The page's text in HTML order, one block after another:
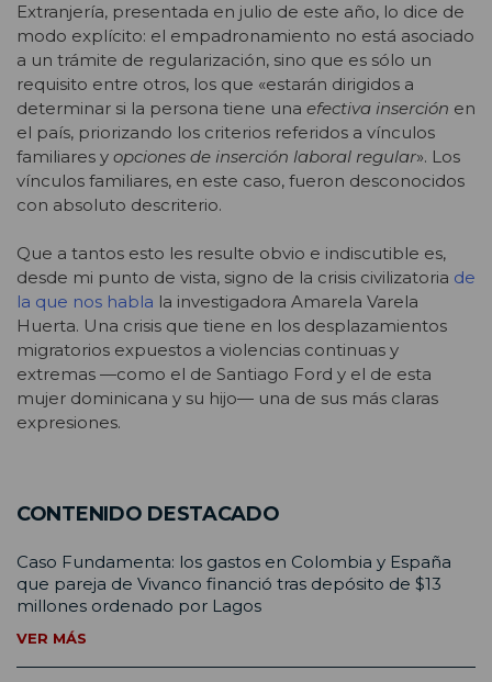
Extranjería, presentada en julio de este año, lo dice de
modo explícito: el empadronamiento no está asociado
a un trámite de regularización, sino que es sólo un
requisito entre otros, los que «estarán dirigidos a
determinar si la persona tiene una efectiva inserción en
el país, priorizando los criterios referidos a vínculos
familiares y opciones de inserción laboral regular». Los
vínculos familiares, en este caso, fueron desconocidos
con absoluto descriterio.
Que a tantos esto les resulte obvio e indiscutible es,
desde mi punto de vista, signo de la crisis civilizatoria de
la que nos habla la investigadora Amarela Varela
Huerta. Una crisis que tiene en los desplazamientos
migratorios expuestos a violencias continuas y
extremas —como el de Santiago Ford y el de esta
mujer dominicana y su hijo— una de sus más claras
expresiones.
CONTENIDO DESTACADO
Caso Fundamenta: los gastos en Colombia y España
que pareja de Vivanco financió tras depósito de $13
millones ordenado por Lagos
VER MÁS